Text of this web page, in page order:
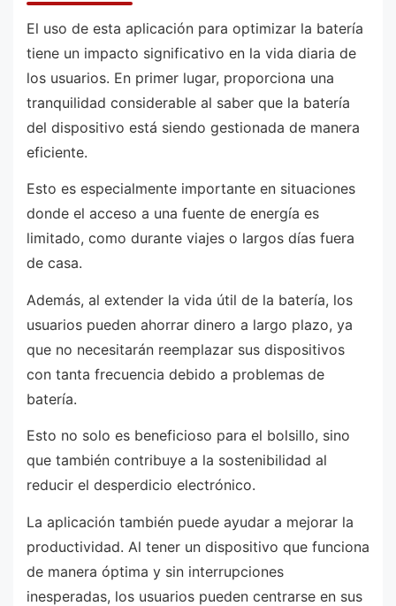
El uso de esta aplicación para optimizar la batería
tiene un impacto significativo en la vida diaria de
los usuarios. En primer lugar, proporciona una
tranquilidad considerable al saber que la batería
del dispositivo está siendo gestionada de manera
eficiente.
Esto es especialmente importante en situaciones
donde el acceso a una fuente de energía es
limitado, como durante viajes o largos días fuera
de casa.
Además, al extender la vida útil de la batería, los
usuarios pueden ahorrar dinero a largo plazo, ya
que no necesitarán reemplazar sus dispositivos
con tanta frecuencia debido a problemas de
batería.
Esto no solo es beneficioso para el bolsillo, sino
que también contribuye a la sostenibilidad al
reducir el desperdicio electrónico.
La aplicación también puede ayudar a mejorar la
productividad. Al tener un dispositivo que funciona
de manera óptima y sin interrupciones
inesperadas, los usuarios pueden centrarse en sus